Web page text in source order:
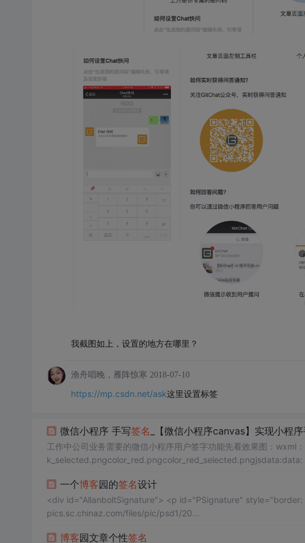
我截图如上，设置的地方在哪里？
渔舟唱晚，雁阵惊寒 2018-07-10
https://mp.csdn.net/ask这里设置标签
微信小程序 手写签名 _【微信小程序canvas】实现小程
工作中公司业务需要的微信小程序用户签字功能先看效果图：
一个博客园的签名设计
<div id="AllanboltSignature"> <p id="PSignature" style="border: #330066 1px solid; padding:10px 10px; background: url(http://
pics.sc.chinaz.com/files/pic/psd1/20...
博客园文章个性签名